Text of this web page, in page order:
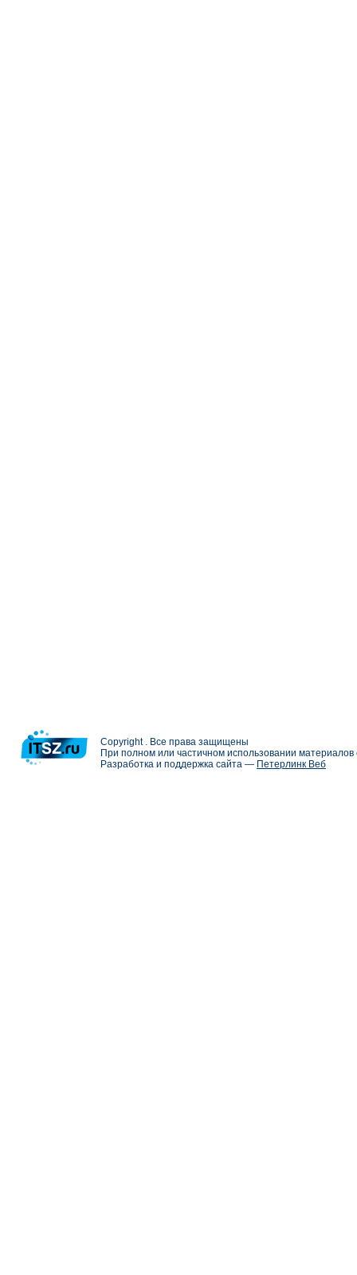
Copyright . Все права защищены
При полном или частичном использовании
Разработка и поддержка сайта — Петерлинк Веб